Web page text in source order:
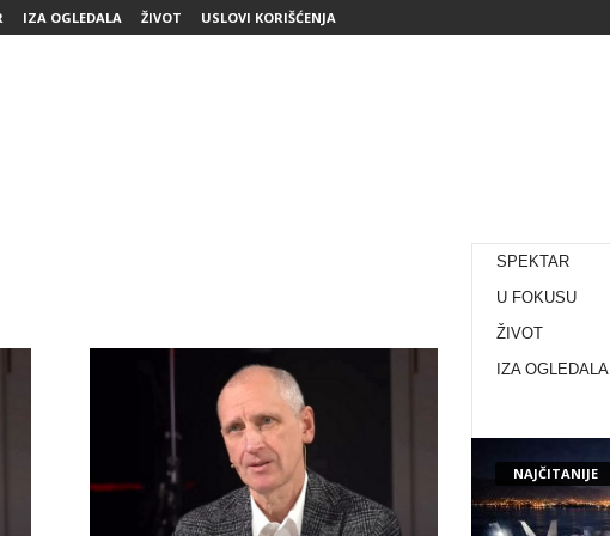
IZA OGLEDALA ŽIVOT USLOVI KORIŠĆENJA
SPEKTAR
U FOKUSU
ŽIVOT
IZA OGLEDALA
NAJČITANIJE